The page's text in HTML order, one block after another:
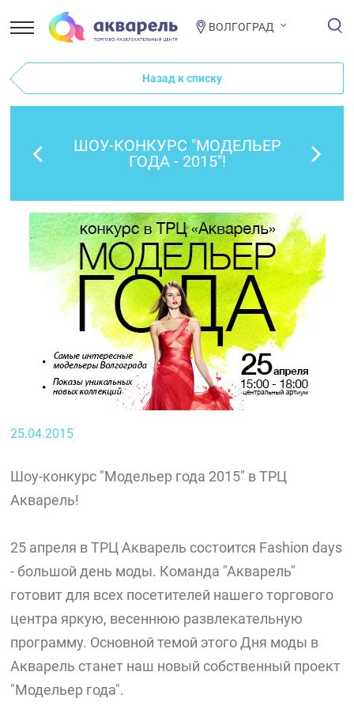
ВОЛГОГРАД
Назад к списку
ШОУ-КОНКУРС "МОДЕЛЬЕР
ГОДА - 2015"!
25.04.2015
Шоу-конкурс "Модельер года 2015" в ТРЦ
Акварель!
25 апреля в ТРЦ Акварель состоится Fashion days
- большой день моды. Команда "Акварель"
готовит для всех посетителей нашего торгового
центра яркую, весеннюю развлекательную
программу. Основной темой этого Дня моды в
Акварель станет наш новый собственный проект
"Модельер года".